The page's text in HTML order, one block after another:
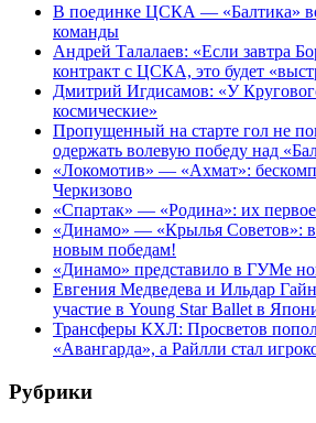
В поединке ЦСКА — «Балтика»
команды
Андрей Талалаев: «Если завтра
контракт с ЦСКА, это будет
Дмитрий Игдисамов: «У
космические»
Пропущенный на старте гол не
одержать волевую победу над
«Локомотив» — «Ахмат»:
Черкизово
«Спартак» — «Родина»: их
«Динамо» — «Крылья Советов»:
новым победам!
«Динамо» представило в ГУМе
Евгения Медведева и Ильдар
участие в Young Star Ballet в
Трансферы КХЛ: Просветов
«Авангарда», а Райлли стал
Рубрики